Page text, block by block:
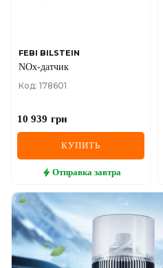
FEBI BILSTEIN
NOx-датчик
Код: 178601
10 939 грн
КУПИТЬ
Отправка завтра